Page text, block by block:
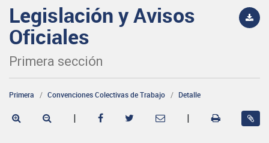
Legislación y Avisos
Oficiales
Primera sección
Primera Convenciones Colectivas de Trabajo Detalle
| |